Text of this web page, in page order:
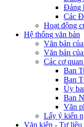
Đảng
Các
Hoạt động
Hệ thống văn bản
Văn bản
Văn bản
Các cơ
Ban
Ban
Ủy
Ban
Văn
Lấy ý kiến
Văn kiện - Tư liệu